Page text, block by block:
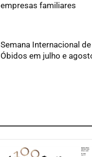
empresas familiares
Semana Internacional
Óbidos em julho e